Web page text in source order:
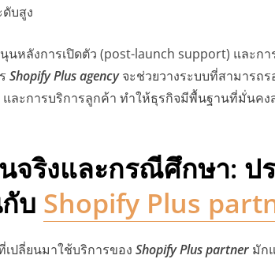
บสูง
นหลังการเปิดตัว (post-launch support) และก
Shopify Plus agencyจะช่วยวางระบบที่สามารถร
และการบริการลูกค้า ทำให้ธุรกิจมีพื้นฐานที่มั่นคง
จริงและกรณีศึกษา: ป
บ Shopify Plus
ปลี่ยนมาใช้บริการของ Shopify Plus partner มัก